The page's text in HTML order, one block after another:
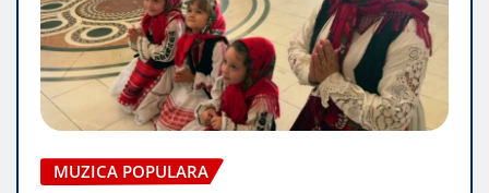
MUZICA POPULARA